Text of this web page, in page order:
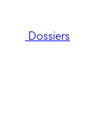
Dossiers